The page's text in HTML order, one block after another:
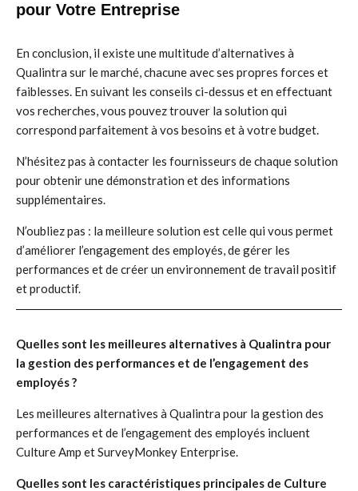
pour Votre Entreprise
En conclusion, il existe une multitude d’alternatives à
Qualintra sur le marché, chacune avec ses propres forces et
faiblesses. En suivant les conseils ci-dessus et en effectuant
vos recherches, vous pouvez trouver la solution qui
correspond parfaitement à vos besoins et à votre budget.
N’hésitez pas à contacter les fournisseurs de chaque solution
pour obtenir une démonstration et des informations
supplémentaires.
N’oubliez pas : la meilleure solution est celle qui vous permet
d’améliorer l’engagement des employés, de gérer les
performances et de créer un environnement de travail positif
et productif.
Quelles sont les meilleures alternatives à Qualintra pour
la gestion des performances et de l’engagement des
employés ?
Les meilleures alternatives à Qualintra pour la gestion des
performances et de l’engagement des employés incluent
Culture Amp et SurveyMonkey Enterprise.
Quelles sont les caractéristiques principales de Culture